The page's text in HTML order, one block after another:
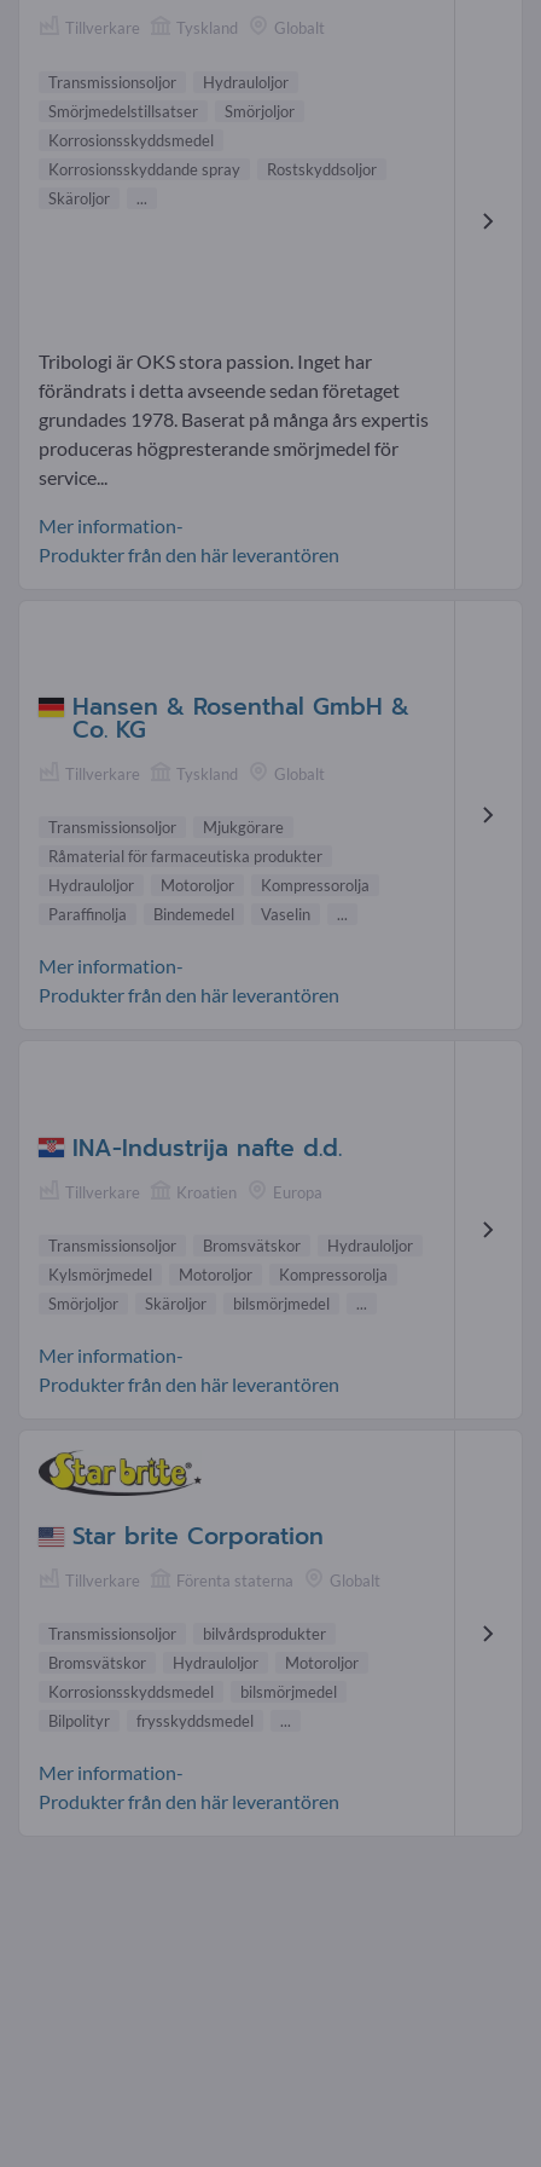
Tillverkare Tyskland Globalt
Transmissionsoljor
Hydrauloljor
Smörjmedelstillsatser
Smörjoljor
Korrosionsskyddsmedel
Korrosionsskyddande spray
Rostskyddsoljor
Skäroljor
...
Tribologi är OKS stora passion. Inget har
förändrats i detta avseende sedan företaget
grundades 1978. Baserat på många års expertis
produceras högpresterande smörjmedel för
service...
Mer information-
Produkter från den här leverantören
Hansen & Rosenthal GmbH &
Co. KG
Tillverkare Tyskland Globalt
Transmissionsoljor
Mjukgörare
Råmaterial för farmaceutiska produkter
Hydrauloljor
Motoroljor
Kompressorolja
Paraffinolja
Bindemedel Vaselin ...
Mer information-
Produkter från den här leverantören
INA-Industrija nafte d.d.
Tillverkare Kroatien Europa
Transmissionsoljor Bromsvätskor
Hydrauloljor
Kylsmörjmedel
Motoroljor
Kompressorolja
Smörjoljor
Skäroljor bilsmörjmedel ...
Mer information-
Produkter från den här leverantören
Star brite Corporation
Tillverkare Förenta staterna Globalt
Transmissionsoljor
bilvårdsprodukter
Bromsvätskor
Hydrauloljor
Motoroljor
Korrosionsskyddsmedel
bilsmörjmedel
Bilpolityr
frysskyddsmedel ...
Mer information-
Produkter från den här leverantören